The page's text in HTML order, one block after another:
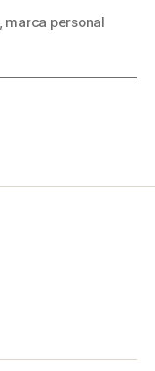
marca personal